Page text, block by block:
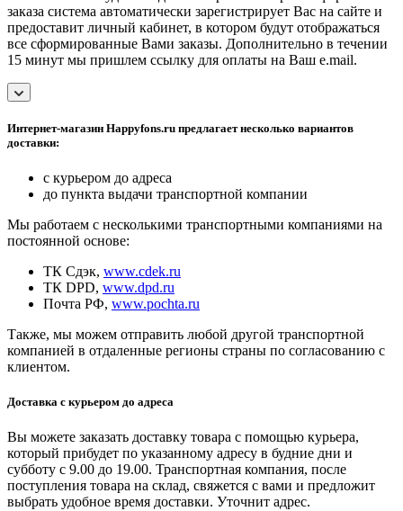
заказа система автоматически зарегистрирует Вас на сайте и
предоставит личный кабинет, в котором будут отображаться
все сформированные Вами заказы. Дополнительно в течении
15 минут мы пришлем ссылку для оплаты на Ваш e.mail.
Интернет-магазин Happyfons.ru предлагает несколько вариантов
доставки:
с курьером до адреса
до пункта выдачи транспортной компании
Мы работаем с несколькими транспортными компаниями на
постоянной основе:
ТК Сдэк, www.cdek.ru
ТК DPD, www.dpd.ru
Почта РФ, www.pochta.ru
Также, мы можем отправить любой другой транспортной
компанией в отдаленные регионы страны по согласованию с
клиентом.
Доставка с курьером до адреса
Вы можете заказать доставку товара с помощью курьера,
который прибудет по указанному адресу в будние дни и
субботу с 9.00 до 19.00. Транспортная компания, после
поступления товара на склад, свяжется с вами и предложит
выбрать удобное время доставки. Уточнит адрес.